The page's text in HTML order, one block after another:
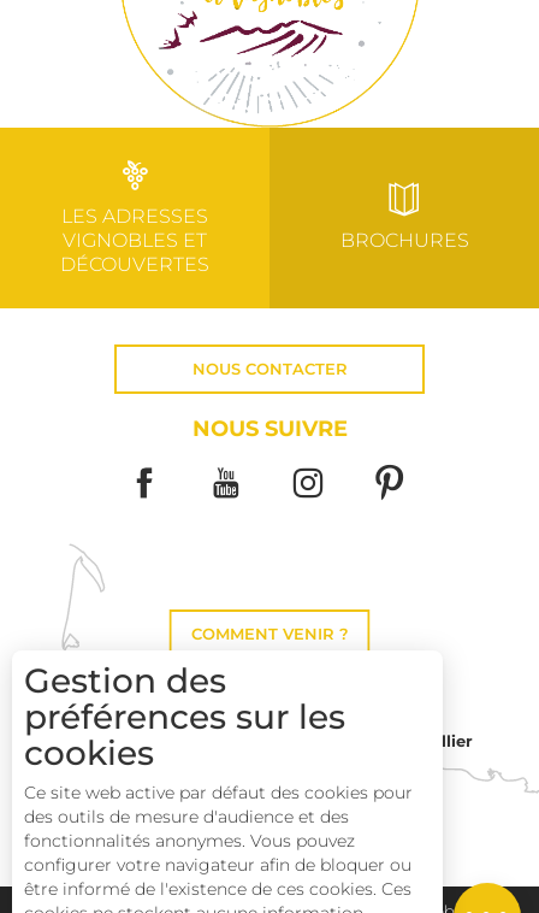
Prestations
LES ADRESSES
VIGNOBLES ET
DÉCOUVERTES
BROCHURES
NOUS CONTACTER
NOUS SUIVRE
COMMENT VENIR ?
Montpellier
Perpignan
Gestion des
préférences sur les
cookies
Ce site web active par défaut des cookies pour
des outils de mesure d'audience et des
fonctionnalités anonymes. Vous pouvez
configurer votre navigateur afin de bloquer ou
être informé de l'existence de ces cookies. Ces